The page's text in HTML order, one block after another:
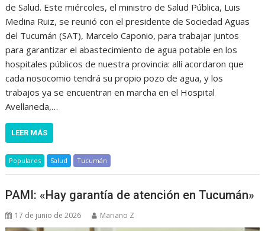
de Salud. Este miércoles, el ministro de Salud Pública, Luis
Medina Ruiz, se reunió con el presidente de Sociedad Aguas
del Tucumán (SAT), Marcelo Caponio, para trabajar juntos
para garantizar el abastecimiento de agua potable en los
hospitales públicos de nuestra provincia: allí acordaron que
cada nosocomio tendrá su propio pozo de agua, y los
trabajos ya se encuentran en marcha en el Hospital
Avellaneda,…
LEER MÁS
Populares Salud Tucumán
PAMI: «Hay garantía de atención en Tucumán»
17 de junio de 2026 Mariano Z